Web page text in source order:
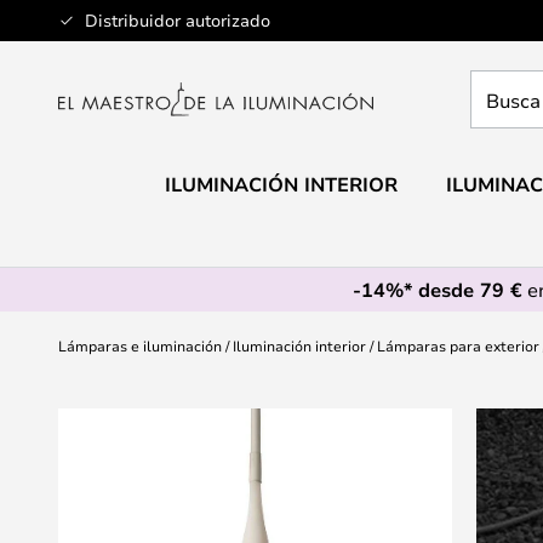
Distribuidor autorizado
Ir
al
aquí
ILUMINACIÓN INTERIOR
-14%* desde 79 €
Lámparas e iluminación Iluminación interior Lámparas para exterior